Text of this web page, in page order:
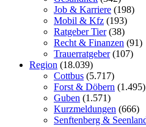
Job & Karriere (198)
Mobil & Kfz (193)
Ratgeber Tier(38)
Recht & Finanzen (91)
Trauerratgeber(107)
Region (18.039)
Cottbus (5.717)
Forst & Döbern (1.495)
Guben (1.571)
Kurzmeldungen (666)
Senftenberg &